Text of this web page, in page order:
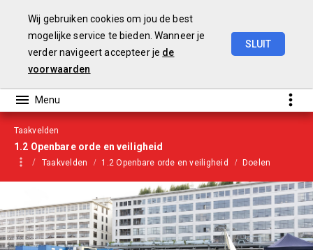
Taakvelden
1.2 Openbare orde en veiligheid
Taakvelden 1.2 Openbare orde en veiligheid Doelen
Wij gebruiken cookies om jou de best
mogelijke service te bieden. Wanneer je
verder navigeert accepteer je de
voorwaarden
SLUIT